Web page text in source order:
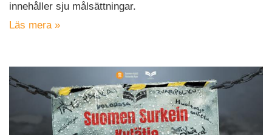
innehåller sju målsättningar.
Läs mera »